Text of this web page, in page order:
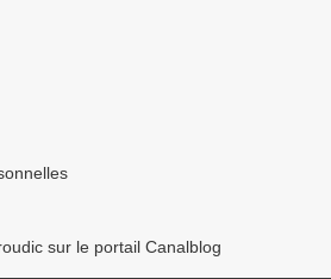
sur le portail Canalblog